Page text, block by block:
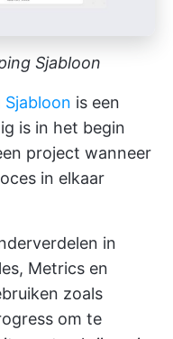
Sjabloon
is een
is in het begin
project wanneer
in elkaar
in
Metrics en
zoals
om te